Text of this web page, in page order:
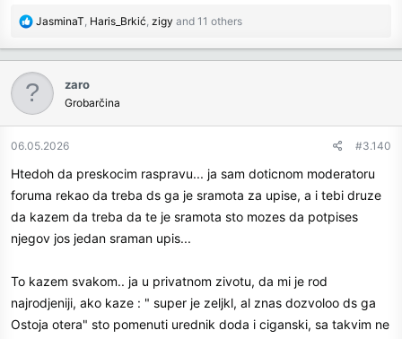
R
a
c
t
n
:
JasminaT Haris_Brkić zigy and 11 others
zaro
Grobarčina
06.05.2026 #3.140
Htedoh da preskocim raspravu... ja sam doticnom moderatoru
foruma rekao da treba ds ga je sramota za upise, a i tebi druze
da kazem da treba da te je sramota sto mozes da potpises
njegov jos jedan sraman upis...
To kazem svakom.. ja u privatnom zivotu, da mi je rod
najrodjeniji, ako kaze : " super je zeljkl, al znas dozvoloo ds ga
Ostoja otera" sto pomenuti urednik doda i ciganski, sa takvim ne